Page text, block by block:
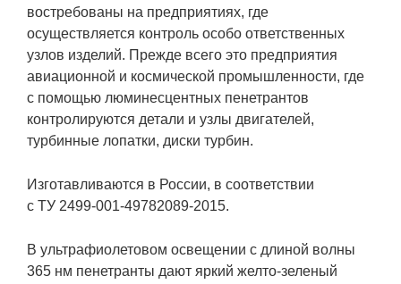
востребованы на предприятиях, где
осуществляется контроль особо ответственных
узлов изделий. Прежде всего это предприятия
авиационной и космической промышленности, где
с помощью люминесцентных пенетрантов
контролируются детали и узлы двигателей,
турбинные лопатки, диски турбин.
Изготавливаются в России, в соответствии
с ТУ 2499-001-49782089-2015.
В ультрафиолетовом освещении с длиной волны
365 нм пенетранты дают яркий желто-зеленый